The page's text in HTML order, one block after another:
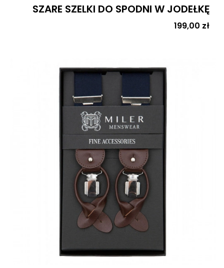
SZARE SZELKI DO SPODNI W JODEŁKĘ
Cena
199,00 zł